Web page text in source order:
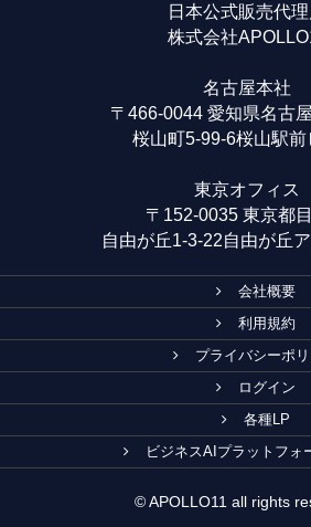
日本公式販売代
株式会社
名古屋本社
〒466-0044 愛知県名古
桜山町5-99-6桜山駅前
東京オフィス
〒152-0035 東京都
自由が丘1-3-22自由が丘
会社概要
利用規約
プライバシーポ
ログイン
各種LP
ビジネスAIプラットフォ
© APOLLO11 all rights